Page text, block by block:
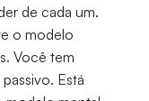
de cada um.
o modelo
Você tem
Está